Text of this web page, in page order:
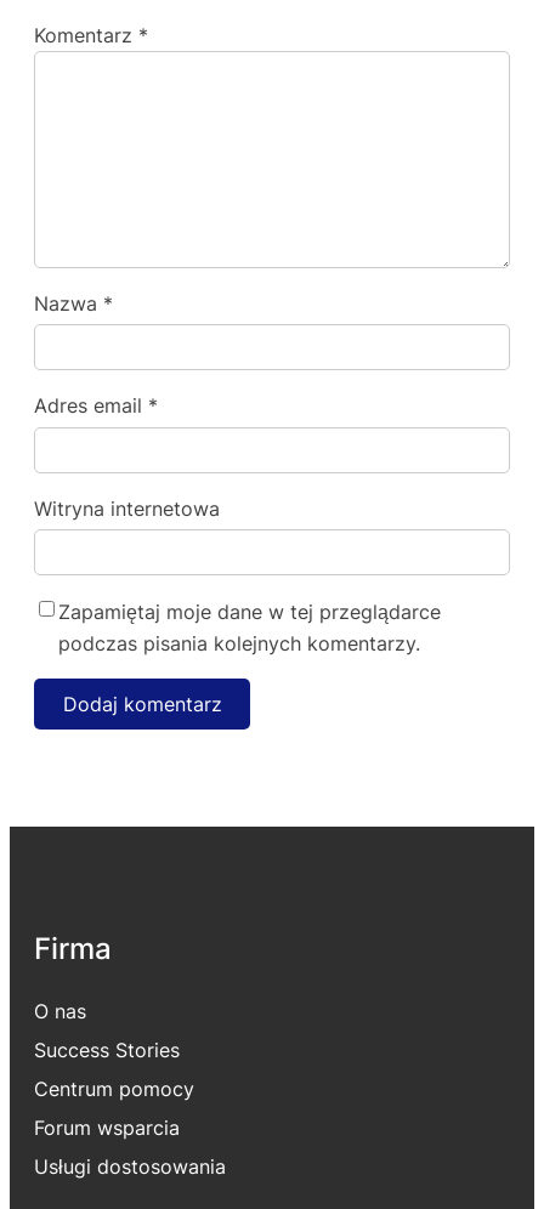
Komentarz *
Nazwa *
Adres email *
Witryna internetowa
Zapamiętaj moje dane w tej przeglądarce
podczas pisania kolejnych komentarzy.
Firma
O nas
Success Stories
Centrum pomocy
Forum wsparcia
Usługi dostosowania